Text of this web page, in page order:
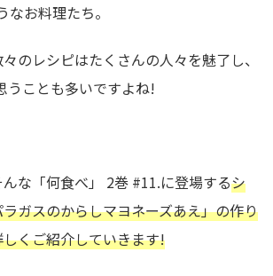
なお料理たち。
のレシピはたくさんの人々を魅了し、
うことも多いですよね!
な「何食べ」 2巻 #11.に登場するシ
ガスのからしマヨネーズあえ」の作り
くご紹介していきます!